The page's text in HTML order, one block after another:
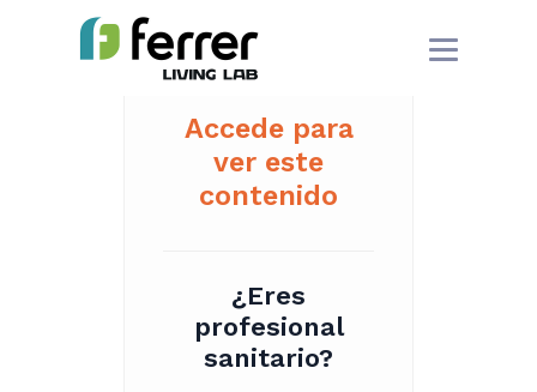
Accede para
ver este
contenido
¿Eres
profesional
sanitario?